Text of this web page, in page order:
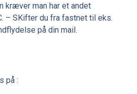
kræver man har et andet
– SKifter du fra fastnet til eks.
på din mail.
på :